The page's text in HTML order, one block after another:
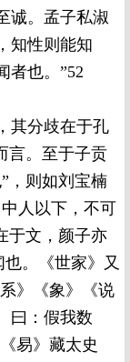
诚。孟子私淑
知性则能知
者也。”52
其分歧在于孔
言。至于子贡
，则如刘宝楠
人以下，不可
于文，颜子亦
也。《世家》又
》《象》《说
曰：假我数
易》藏太史